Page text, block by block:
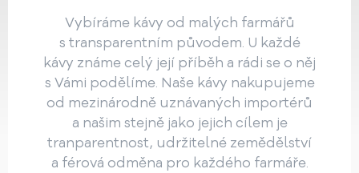
Vybíráme kávy od malých farmářů
s transparentním původem. U každé
kávy známe celý její příběh a rádi se o něj
s Vámi podělíme. Naše kávy nakupujeme
od mezinárodně uznávaných importérů
a našim stejně jako jejich cílem je
tranparentnost, udržitelné zemědělství
a férová odměna pro každého farmáře.